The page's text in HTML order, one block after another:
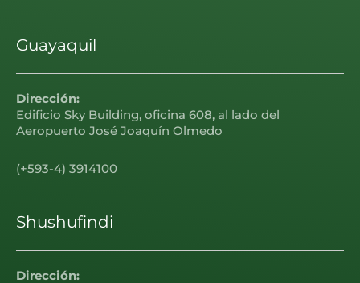
Guayaquil
Dirección:
Edificio Sky Building, oficina 608, al lado del
Aeropuerto José Joaquín Olmedo
(+593-4) 3914100
Shushufindi
Dirección: